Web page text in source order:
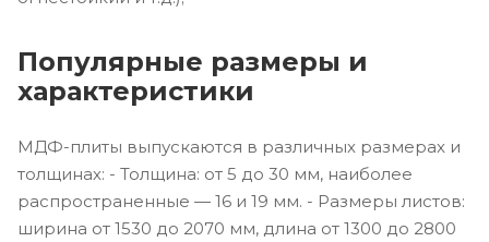
Популярные размеры и
характеристики
МДФ-плиты выпускаются в различных размерах и
толщинах: - Толщина: от 5 до 30 мм, наиболее
распространенные — 16 и 19 мм. - Размеры листов:
ширина от 1530 до 2070 мм, длина от 1300 до 2800